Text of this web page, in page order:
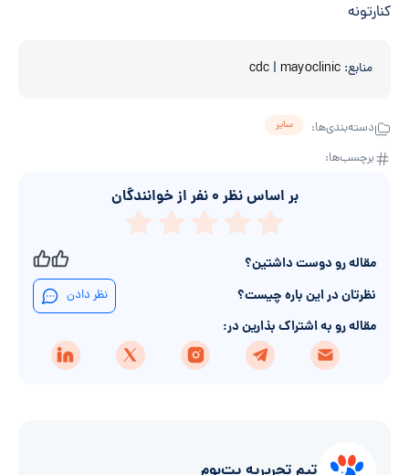
کنارتونه
منابع: cdc | mayoclinic
دسته‌بندی‌ها: سایر
برچسب‌ها:
بر اساس نظر ۰ نفر از خوانندگان
مقاله رو دوست داشتین؟
نظرتان در این باره چیست؟
نظر دادن
مقاله رو به اشتراک بذارین در: